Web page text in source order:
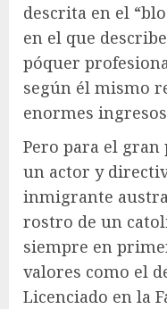
descrita en el
en el que
póquer
según él mismo
enormes
Pero para el
un actor y
inmigrante
rostro de un
siempre en
valores como el
Licenciado en la